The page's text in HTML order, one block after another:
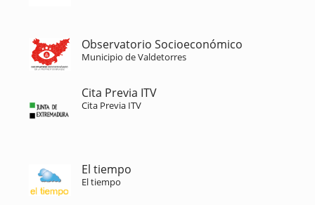
Observatorio Socioeconómico
Municipio de Valdetorres
Cita Previa ITV
Cita Previa ITV
El tiempo
El tiempo